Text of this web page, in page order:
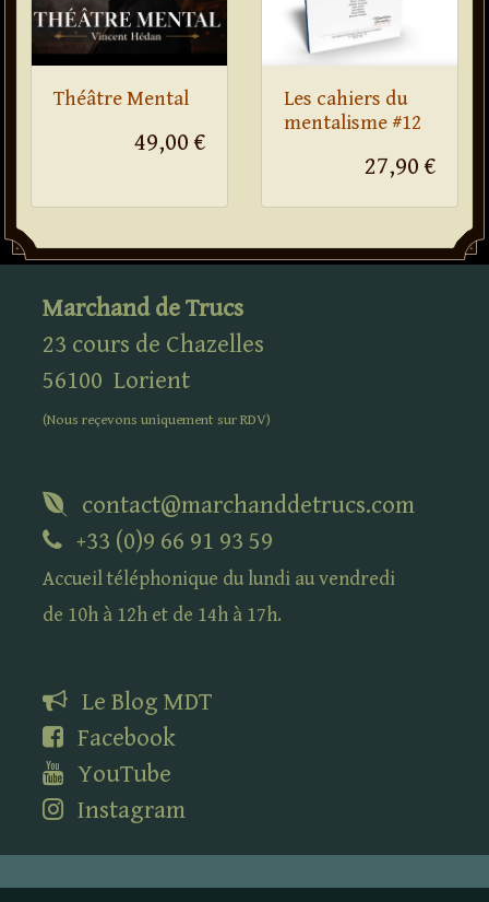
Théâtre Mental
49,00 €
Les cahiers du
mentalisme #12
27,90 €
Marchand de Trucs
23 cours de Chazelles
56100 Lorient
(Nous reçevons uniquement surRDV)
contact@marchanddetrucs.com
+33 (0)9 66 91 93 59
Accueil téléphonique du lundi au vendredi
de 10h à 12h et de 14h à 17h.
Le Blog MDT
Facebook
YouTube
Instagram